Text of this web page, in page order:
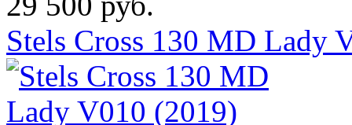
Stels Cross 130 MD Lady